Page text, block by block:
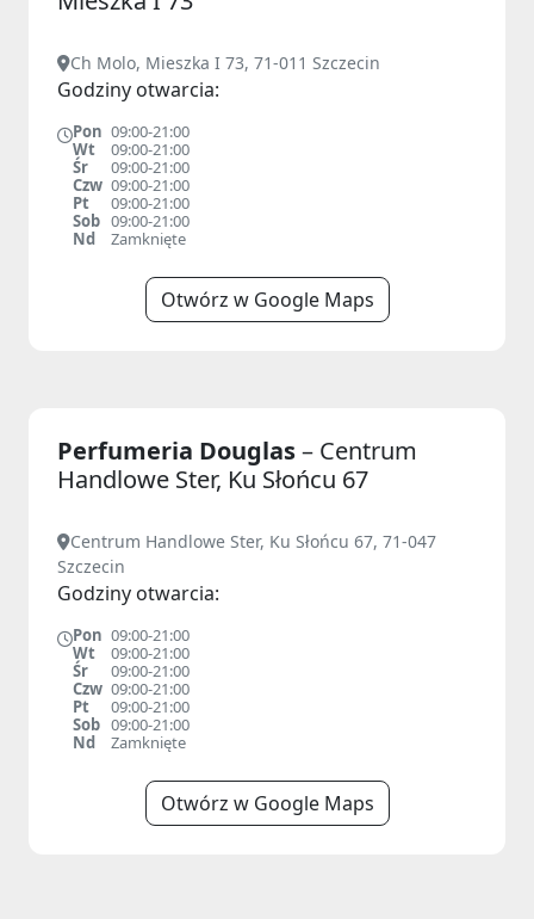
Ch Molo, Mieszka I 73, 71-011 Szczecin
Godziny otwarcia:
Pon 09:00-21:00
Wt
09:00-21:00
Śr
09:00-21:00
Czw 09:00-21:00
Pt
09:00-21:00
Sob 09:00-21:00
Nd
Zamknięte
Otwórz w Google Maps
Perfumeria Douglas– Centrum
Handlowe Ster, Ku Słońcu 67
Centrum Handlowe Ster, Ku Słońcu 67, 71-047
Szczecin
Godziny otwarcia:
Pon 09:00-21:00
Wt
09:00-21:00
Śr
09:00-21:00
Czw 09:00-21:00
Pt
09:00-21:00
Sob 09:00-21:00
Nd
Zamknięte
Otwórz w Google Maps